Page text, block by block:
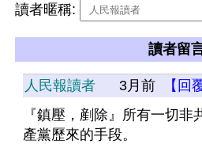
讀者暱稱:
讀者留
人民報讀者 3月前
【回
『鎮壓，剷除』所有一切
產黨歷來的手段。